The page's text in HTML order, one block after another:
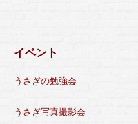
イベント
うさぎの勉強会
うさぎ写真撮影会